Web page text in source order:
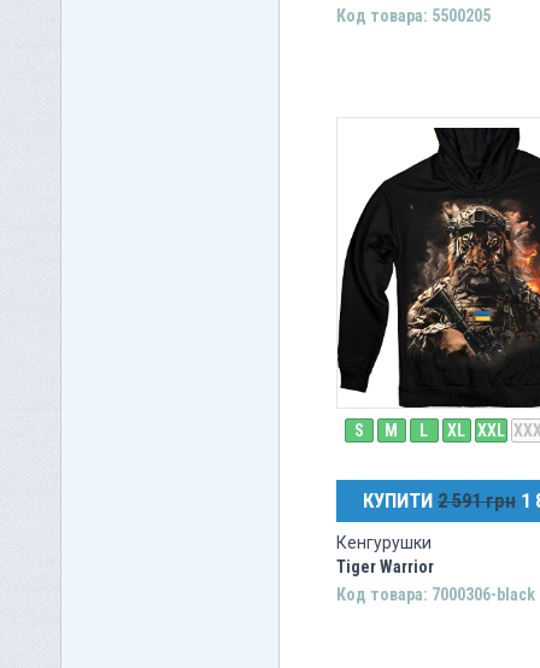
Код товара: 5500205
S M L XL XXL
КУПИТИ 2 591 грн 1
Кенгурушки
Tiger Warrior
Код товара: 7000306-black